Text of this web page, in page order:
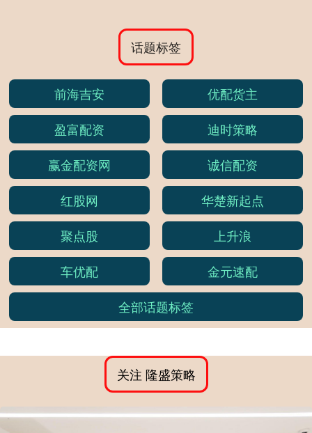
话题标签
前海吉安
优配货主
盈富配资
迪时策略
赢金配资网
诚信配资
红股网
华楚新起点
聚点股
上升浪
车优配
金元速配
全部话题标签
关注 隆盛策略